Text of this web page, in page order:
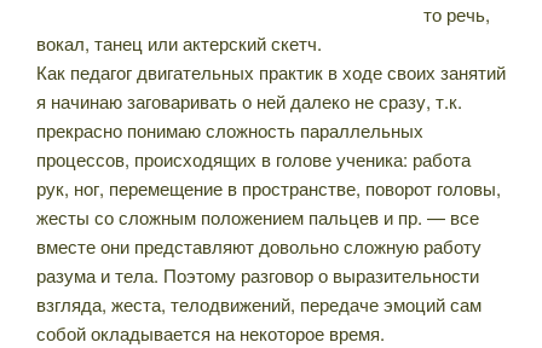
то речь,
вокал, танец или актерский скетч.
Как педагог двигательных практик в ходе своих занятий
я начинаю заговаривать о ней далеко не сразу, т.к.
прекрасно понимаю сложность параллельных
процессов, происходящих в голове ученика: работа
рук, ног, перемещение в пространстве, поворот головы,
жесты со сложным положением пальцев и пр. — все
вместе они представляют довольно сложную работу
разума и тела. Поэтому разговор о выразительности
взгляда, жеста, телодвижений, передаче эмоций сам
собой окладывается на некоторое время.